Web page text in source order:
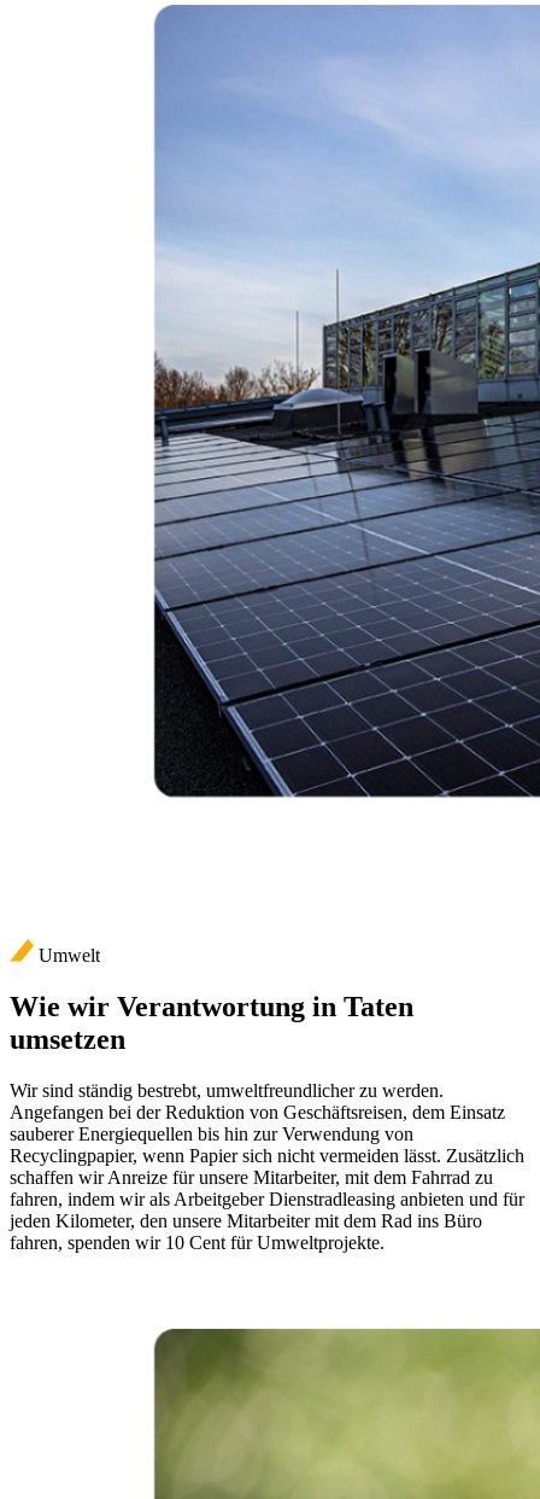
Umwelt
Wie wir Verantwortung in Taten
umsetzen
Wir sind ständig bestrebt, umweltfreundlicher zu werden.
Angefangen bei der Reduktion von Geschäftsreisen, dem Einsatz
sauberer Energiequellen bis hin zur Verwendung von
Recyclingpapier, wenn Papier sich nicht vermeiden lässt. Zusätzlich
schaffen wir Anreize für unsere Mitarbeiter, mit dem Fahrrad zu
fahren, indem wir als Arbeitgeber Dienstradleasing anbieten und für
jeden Kilometer, den unsere Mitarbeiter mit dem Rad ins Büro
fahren, spenden wir 10 Cent für Umweltprojekte.